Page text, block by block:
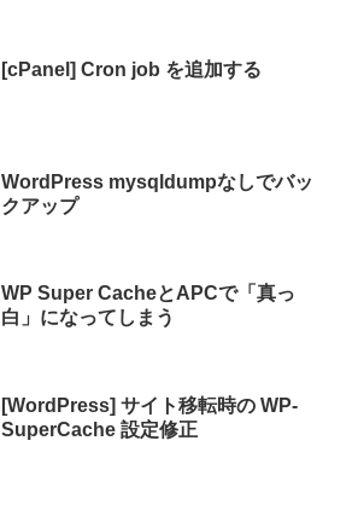
[cPanel] Cron job を追加する
WordPress mysqldumpなしでバッ
クアップ
WP Super CacheとAPCで「真っ
白」になってしまう
[WordPress] サイト移転時の WP-
SuperCache 設定修正